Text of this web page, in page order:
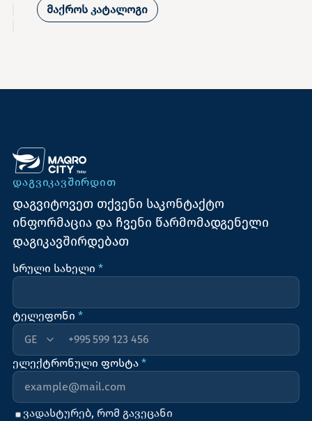
მაქროს კატალოგი
ᲓᲐᲒᲕᲘᲙᲐᲕᲨᲘᲠᲓᲘᲗ
დაგვიტოვეთ თქვენი საკონტაქტო
ინფორმაცია და ჩვენი წარმომადგენელი
დაგიკავშირდებათ
სრული სახელი*
ტელეფონი *
+995
ელექტრონული ფოსტა *
ვადასტურებ, რომ გავეცანი